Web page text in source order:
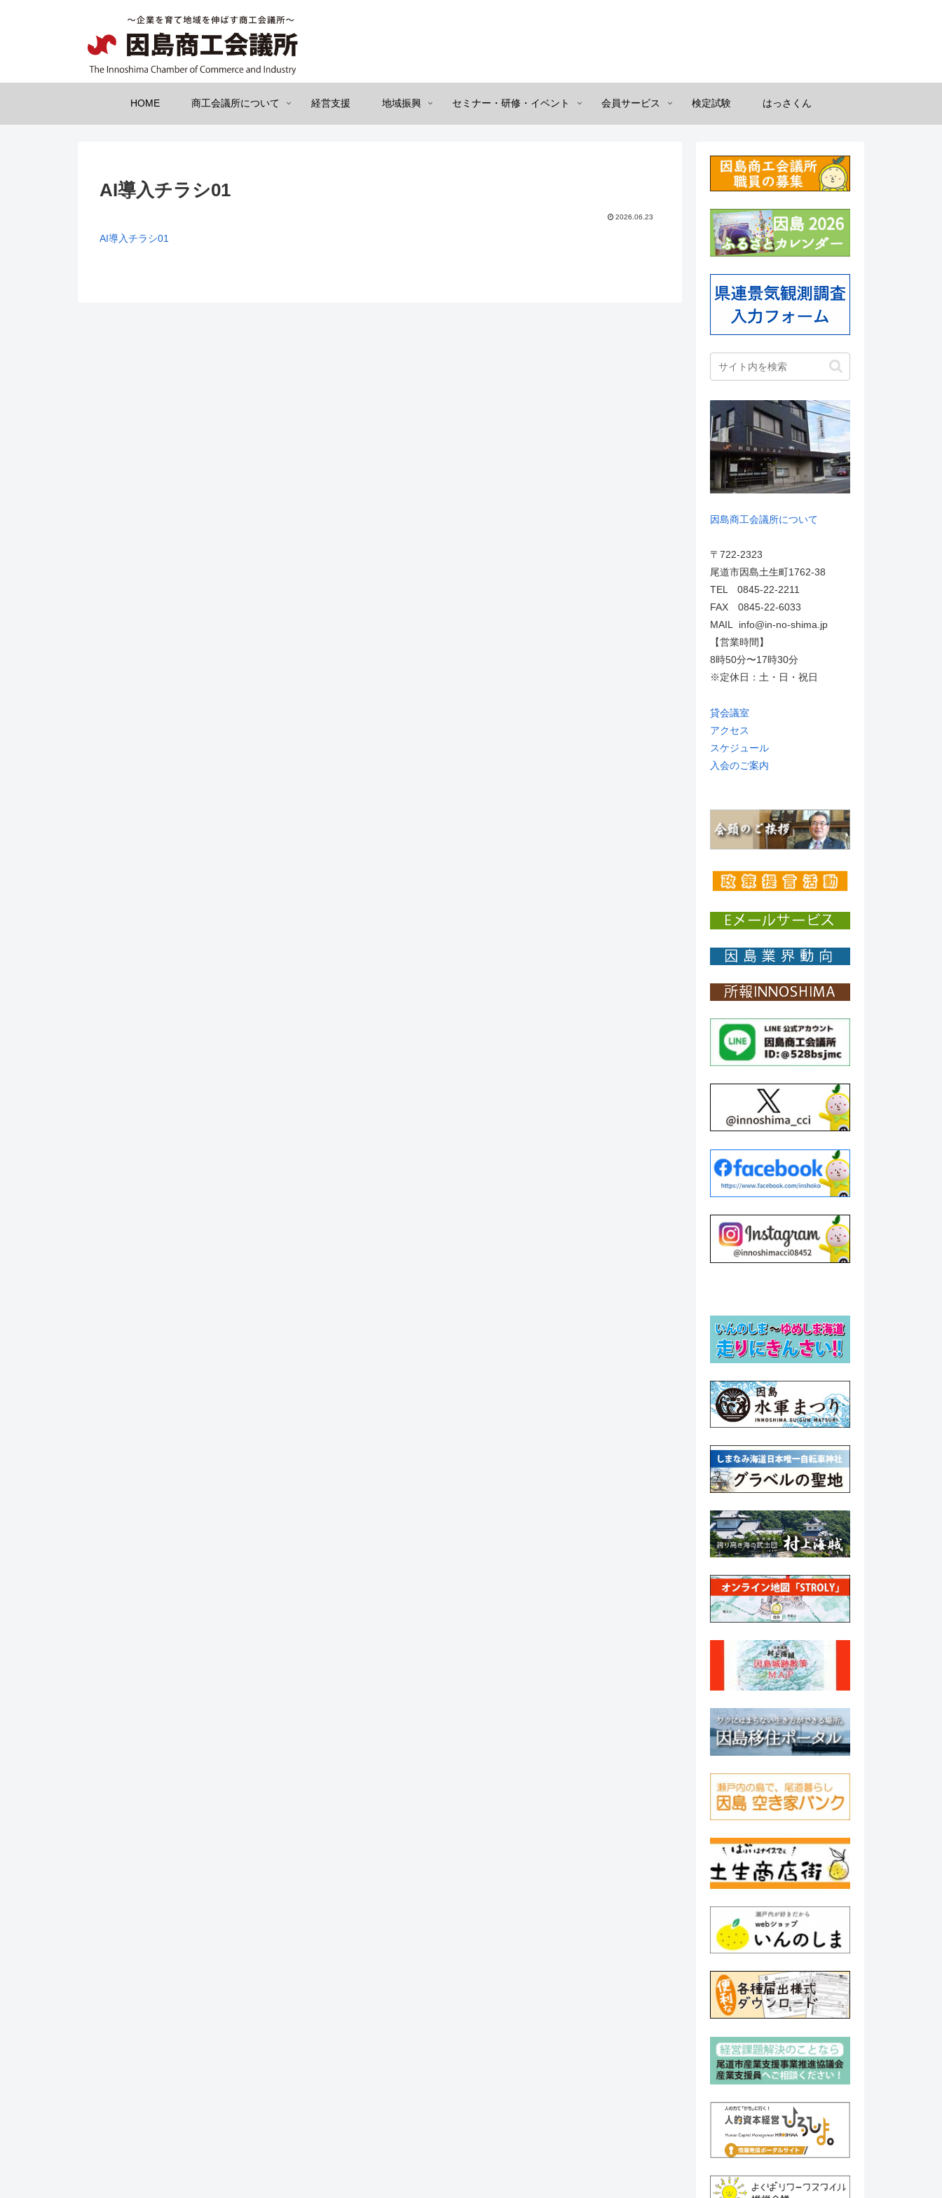
HOME 商工会議所について 経営支援 地域振興 セミナー・研修・イベント 会員サービス 検定試験 はっさくん
AI導入チラシ01
2026.06.23
AI導入チラシ01
因島商工会議所について
〒722-2323
尾道市因島土生町1762-38
TEL 0845-22-2211
FAX 0845-22-6033
MAIL info@in-no-shima.jp
【営業時間】
8時50分〜17時30分
※定休日：土・日・祝日
貸会議室
アクセス
スケジュール
入会のご案内